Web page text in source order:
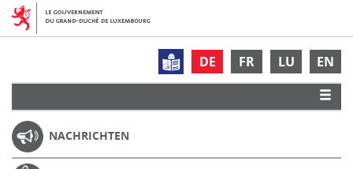
DE FR LU EN
NACHRICHTEN